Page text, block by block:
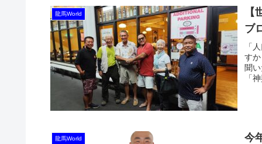
龍馬World
ブ
「
す
聞
「
龍馬World
今